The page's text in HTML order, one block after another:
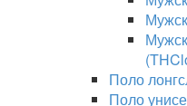
Поло
Поло